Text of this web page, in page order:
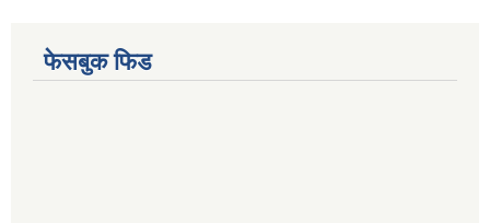
फेसबुक फिड